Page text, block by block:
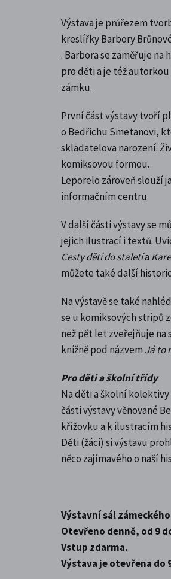
Výstava je průřezem
kreslířky Barbory
. Barbora se zaměřuje
pro děti a je též
zámku.
První část výstavy tvoří
o Bedřichu Smetanovi,
skladatelova narození.
komiksovou formou.
Leporelo zároveň slouží
informačním centru.
V další části výstavy se
jejich ilustrací i textů.
Cesty dětí do staletía
můžete také další
Na výstavě se také
se u komiksových stripů
než pět let zveřejňuje na
knižně pod názvem Já to
Pro děti a školní třídy
Na děti a školní
části výstavy věnované
křížovku a k ilustracím
Děti (žáci) si výstavu
něco zajímavého o naší
Výstavní sál
Otevřeno denně, od 9
Vstup zdarma.
Výstava je otevřena do